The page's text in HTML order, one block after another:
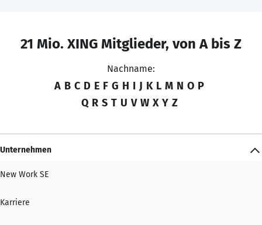
21 Mio. XING Mitglieder, von A bis Z
Nachname:
A B C D E F G H I J K L M N O P
Q R S T U V W X Y Z
Unternehmen
New Work SE
Karriere